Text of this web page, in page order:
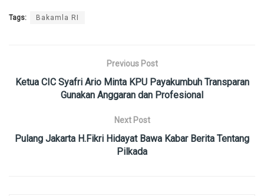
Tags: Bakamla RI
Previous Post
Ketua CIC Syafri Ario Minta KPU Payakumbuh Transparan
Gunakan Anggaran dan Profesional
Next Post
Pulang Jakarta H.Fikri Hidayat Bawa Kabar Berita Tentang
Pilkada